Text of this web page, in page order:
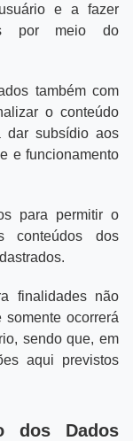
e a fazer
por meio do
também com
o conteúdo
dar subsídio aos
e funcionamento
para permitir o
conteúdos dos
finalidades não
ocorrerá
sendo que, em
aqui previstos
dos Dados